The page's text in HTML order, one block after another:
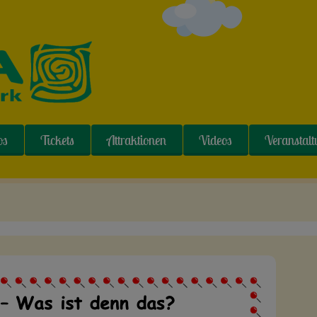
Tickets Attraktionen Videos